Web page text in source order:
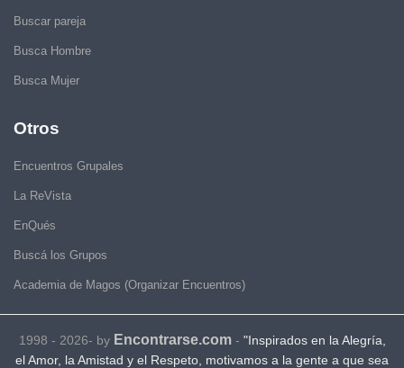
Buscar pareja
Busca Hombre
Busca Mujer
Otros
Encuentros Grupales
La ReVista
EnQués
Buscá los Grupos
Academia de Magos (Organizar Encuentros)
1998 - 2026- by Encontrarse.com- "Inspirados en la Alegría,
el Amor, la Amistad y el Respeto, motivamos a la gente a que sea